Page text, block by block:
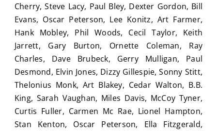
Cherry, Steve Lacy, Paul Bley, Dexter Gordon, Bill
Evans, Oscar Peterson, Lee Konitz, Art Farmer,
Hank Mobley, Phil Woods, Cecil Taylor, Keith
Jarrett, Gary Burton, Ornette Coleman, Ray
Charles, Dave Brubeck, Gerry Mulligan, Paul
Desmond, Elvin Jones, Dizzy Gillespie, Sonny Stitt,
Thelonius Monk, Art Blakey, Cedar Walton, B.B.
King, Sarah Vaughan, Miles Davis, McCoy Tyner,
Curtis Fuller, Carmen Mc Rae, Lionel Hampton,
Stan Kenton, Oscar Peterson, Ella Fitzgerald,